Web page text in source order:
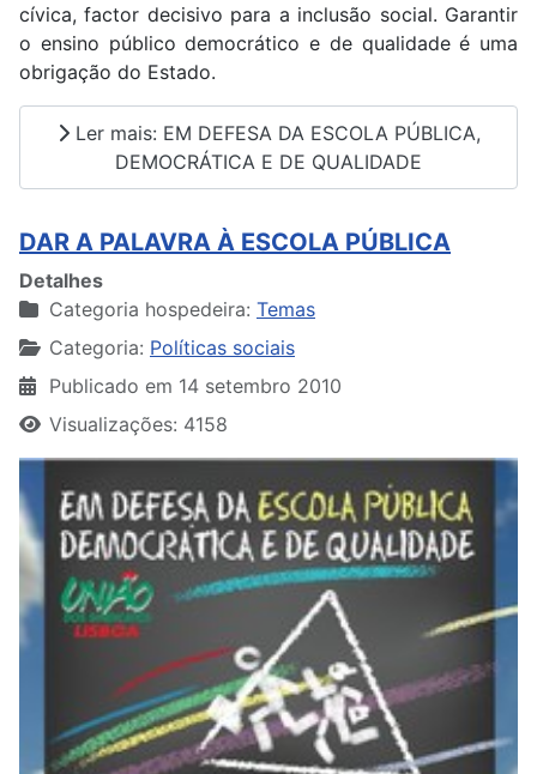
cívica, factor decisivo para a inclusão social. Garantir
o ensino público democrático e de qualidade é uma
obrigação do Estado.
Ler mais: EM DEFESA DA ESCOLA PÚBLICA,
DEMOCRÁTICA E DE QUALIDADE
DAR A PALAVRA À ESCOLA PÚBLICA
Detalhes
Categoria hospedeira: Temas
Categoria: Políticas sociais
Publicado em 14 setembro 2010
Visualizações: 4158